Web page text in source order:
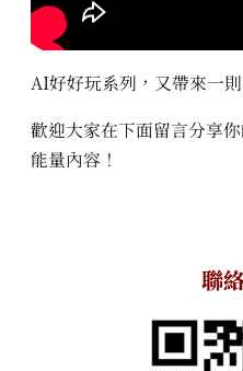
AI好好玩系列，又帶來一
歡迎大家在下面留言分享
能量內容！
聯